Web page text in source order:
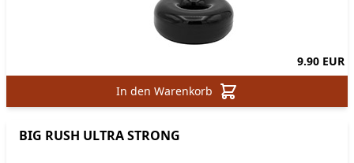
9.90 EUR
In den Warenkorb
BIG RUSH ULTRA STRONG